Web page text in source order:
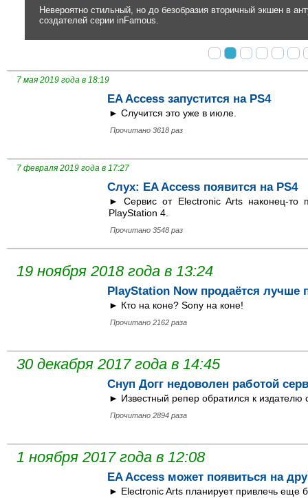
7 мая 2019 года в 18:19
EA Access запустится на PS4
► Случится это уже в июле.
Прочитано 3618 раз
7 февраля 2019 года в 17:27
Слух: EA Access появится на PS4
► Сервис от Electronic Arts наконец-то
PlayStation 4.
Прочитано 3548 раз
19 ноября 2018 года в 13:24
PlayStation Now продаётся лучше
► Кто на коне? Sony на коне!
Прочитано 2162 раза
30 декабря 2017 года в 14:45
Снуп Догг недоволен работой
► Известный репер обратился к издателю
Прочитано 2894 раза
1 ноября 2017 года в 12:08
EA Access может появиться на
► Electronic Arts планирует привлечь еще